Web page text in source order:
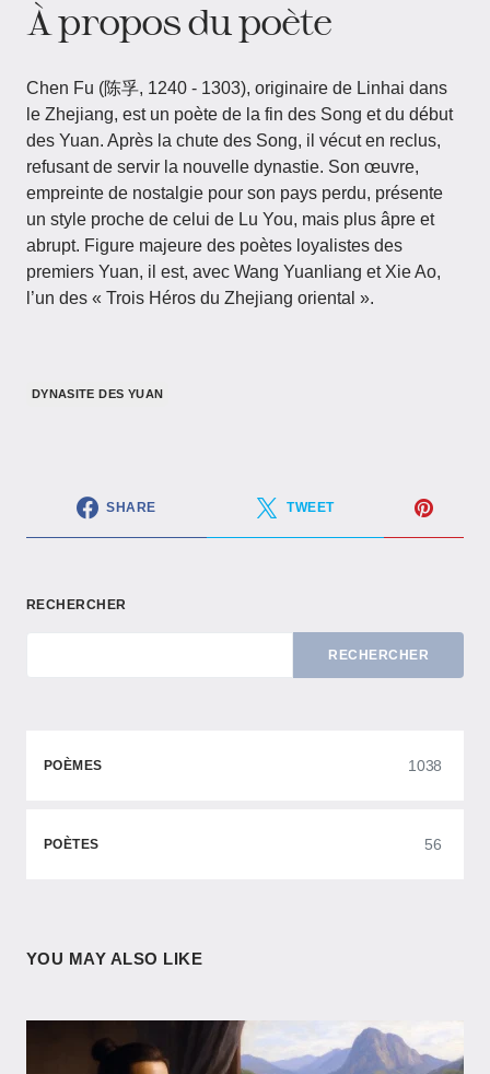
À propos du poète
Chen Fu (陈孚, 1240 - 1303), originaire de Linhai dans
le Zhejiang, est un poète de la fin des Song et du début
des Yuan. Après la chute des Song, il vécut en reclus,
refusant de servir la nouvelle dynastie. Son œuvre,
empreinte de nostalgie pour son pays perdu, présente
un style proche de celui de Lu You, mais plus âpre et
abrupt. Figure majeure des poètes loyalistes des
premiers Yuan, il est, avec Wang Yuanliang et Xie Ao,
l’un des « Trois Héros du Zhejiang oriental ».
DYNASITE DES YUAN
SHARE TWEET
RECHERCHER
RECHERCHER
POÈMES 1038
POÈTES 56
YOU MAY ALSO LIKE